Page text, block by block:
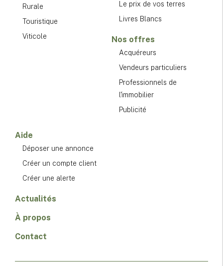
Rurale
Touristique
Viticole
Le prix de vos terres
Livres Blancs
Nos offres
Acquéreurs
Vendeurs particuliers
Professionnels de
l'immobilier
Publicité
Aide
Déposer une annonce
Créer un compte client
Créer une alerte
Actualités
À propos
Contact